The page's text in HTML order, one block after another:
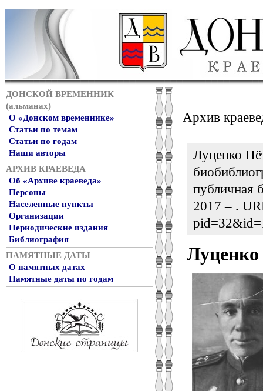
ДОНСКОЙ ВРЕМЕННИК
(альманах)
О «Донском временнике»
Статьи по темам
Статьи по годам
Наши авторы
АРХИВ КРАЕВЕДА
Об «Архиве краеведа»
Персоны
Населенные пункты
Организации
Периодические издания
Библиография
ПАМЯТНЫЕ ДАТЫ
О памятных датах
Памятные даты по годам
Архив
Луценко
публичная
2017 – .